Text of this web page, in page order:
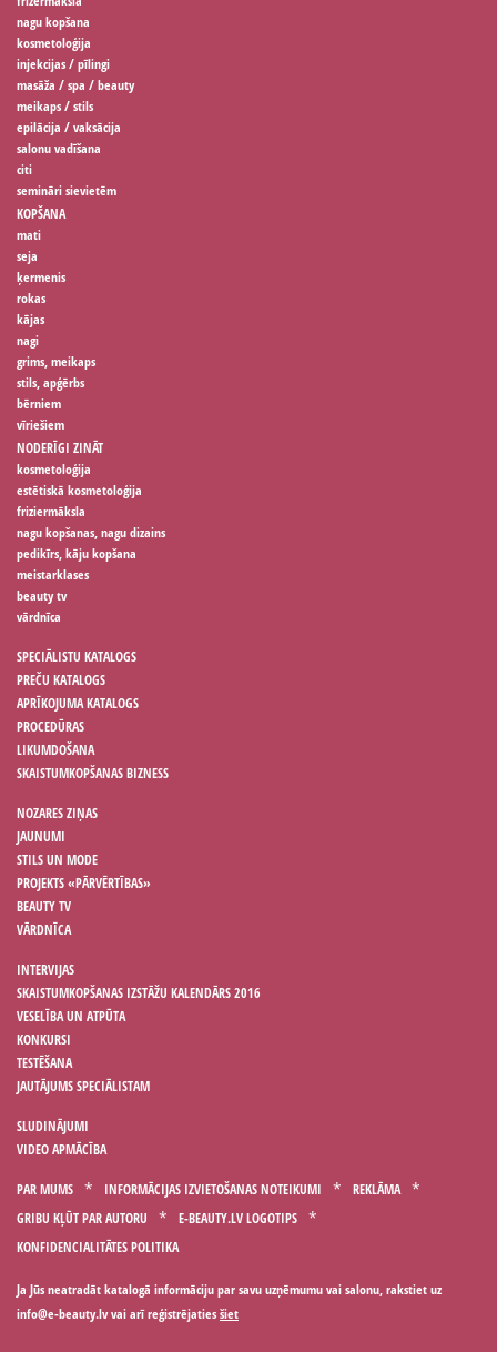
nagu kopšana
kosmetoloģija
injekcijas / pīlingi
masāža / spa / beauty
meikaps / stils
epilācija / vaksācija
salonu vadīšana
citi
semināri sievietēm
KOPŠANA
mati
seja
ķermenis
rokas
kājas
nagi
grims, meikaps
stils, apģērbs
bērniem
vīriešiem
NODERĪGI ZINĀT
kosmetoloģija
estētiskā kosmetoloģija
friziermāksla
nagu kopšanas, nagu dizains
pedikīrs, kāju kopšana
meistarklases
beauty tv
vārdnīca
SPECIĀLISTU KATALOGS
PREČU KATALOGS
APRĪKOJUMA KATALOGS
PROCEDŪRAS
LIKUMDOŠANA
SKAISTUMKOPŠANAS BIZNESS
NOZARES ZIŅAS
JAUNUMI
STILS UN MODE
PROJEKTS «PĀRVĒRTĪBAS»
BEAUTY TV
VĀRDNĪCA
INTERVIJAS
SKAISTUMKOPŠANAS IZSTĀŽU KALENDĀRS 2016
VESELĪBA UN ATPŪTA
KONKURSI
TESTĒŠANA
JAUTĀJUMS SPECIĀLISTAM
SLUDINĀJUMI
VIDEO APMĀCĪBA
PAR MUMS INFORMĀCIJAS IZVIETOŠANAS NOTEIKUMI
REKLĀMA
GRIBU KĻŪT PAR AUTORU
E-BEAUTY.LV LOGOTIPS
KONFIDENCIALITĀTES POLITIKA
Ja Jūs neatradāt katalogā informāciju par savu uzņēmumu vai salonu, rakstiet uz
vai arī reģistrējatiesšiet